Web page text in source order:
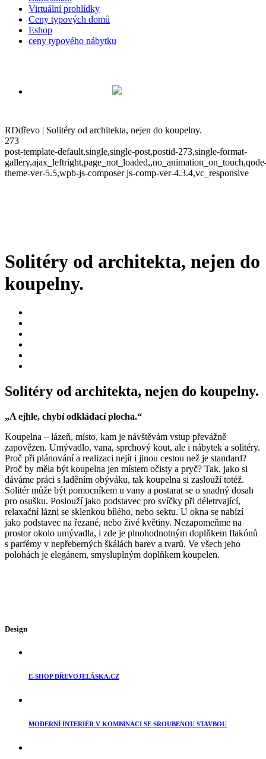
Virtuální prohlídky
Ceny typových domů
Eshop
ceny typového nábytku
RDdřevo | Solitéry od architekta, nejen do koupelny.
273
post-template-default,single,single-post,postid-273,single-format-
theme-ver-5.5,wpb-js-composer js-comp-ver-4.3.4,vc_responsive
Solitéry od architekta, nejen do
koupelny.
Solitéry od architekta, nejen do koupelny.
„A ejhle, chybí odkládací plocha.“
Koupelna – lázeň, místo, kam je návštěvám vstup převážně
zapovězen. Umývadlo, vana, sprchový kout, ale i nábytek a solitéry.
Proč při plánování a realizaci nejít i jinou cestou než je standard?
Proč by měla být koupelna jen místem očisty a pryč? Tak, jako si
dáváme práci s laděním obýváku, tak koupelna si zaslouží totéž.
Solitér může být pomocníkem u vany a postarat se o snadný dosah
pro osušku. Poslouží jako podstavec pro svíčky při déletrvající,
relaxační lázni se sklenkou bílého, nebo sektu. U okna se nabízí
jako podstavec na řezané, nebo živé květiny. Nezapomeňme na
prostor okolo umývadla, i zde je plnohodnotným doplňkem flakónů
s parfémy v nepřeberných škálách barev a tvarů. Ve všech jeho
polohách je elegánem, smysluplným doplňkem koupelen.
Design
E-SHOP DŘEVOJELÁSKA.CZ
MODERNÍ INTERIÉR V KOMBINACI SE SROUBENOU STAVBOU